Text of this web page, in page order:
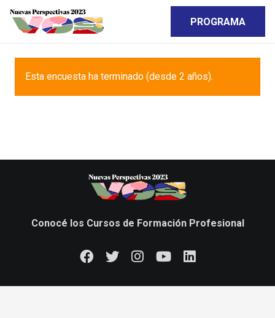
PROGRAMA
Esta encuesta ha terminado (desde 2 años).
Conocé los Cursos de Formación Profesional